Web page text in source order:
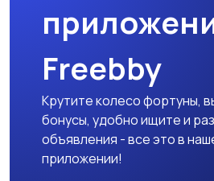
Freebby
Крутите колесо фортуны,
бонусы, удобно ищите и
объявления - все это в
приложении!